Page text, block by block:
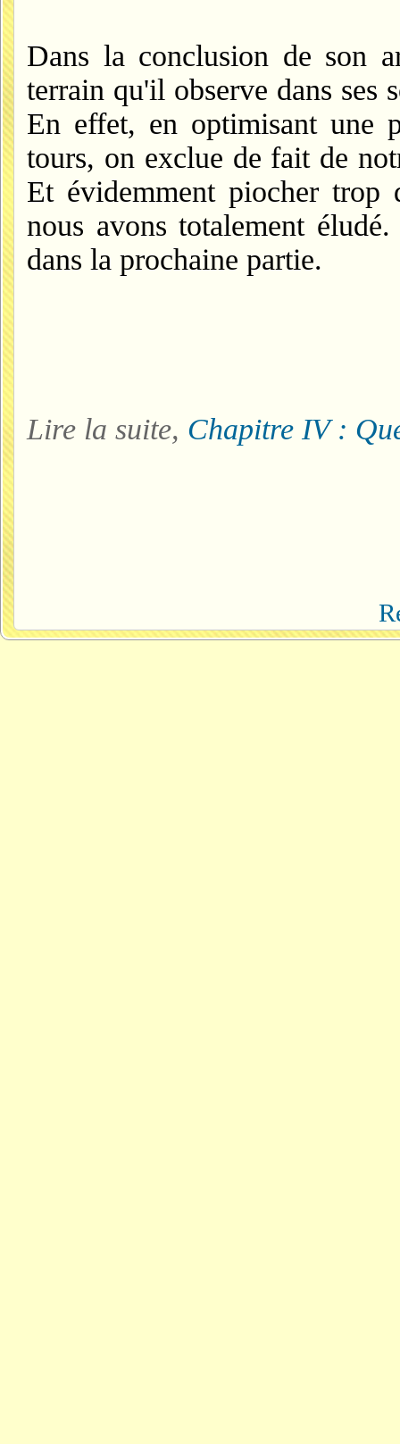
Dans la conclusion de son
terrain qu'il observe dans ses
En effet, en optimisant une
tours, on exclue de fait de
Et évidemment piocher trop
nous avons totalement
dans la prochaine partie.
Lire la suite, Chapitre IV :